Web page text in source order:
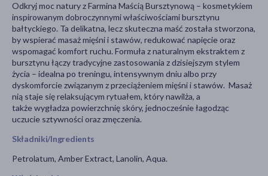
Odkryj moc natury z Farmina Maścią Bursztynową – kosmetykiem
inspirowanym dobroczynnymi właściwościami bursztynu
bałtyckiego. Ta delikatna, lecz skuteczna maść została stworzona,
by wspierać masaż mięśni i stawów, redukować napięcie oraz
wspomagać komfort ruchu. Formuła z naturalnym ekstraktem z
bursztynu łączy tradycyjne zastosowania z dzisiejszym stylem
życia – idealna po treningu, intensywnym dniu albo przy
dyskomforcie związanym z przeciążeniem mięśni i stawów. Masaż
nią staje się relaksującym rytuałem, który nawilża, a
także wygładza powierzchnię skóry, jednocześnie łagodząc
uczucie sztywności oraz zmęczenia.
Składniki/Ingredients
Petrolatum, Amber Extract, Lanolin, Aqua.